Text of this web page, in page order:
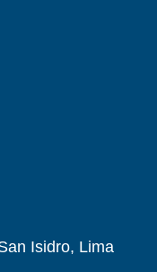
Isidro, Lima